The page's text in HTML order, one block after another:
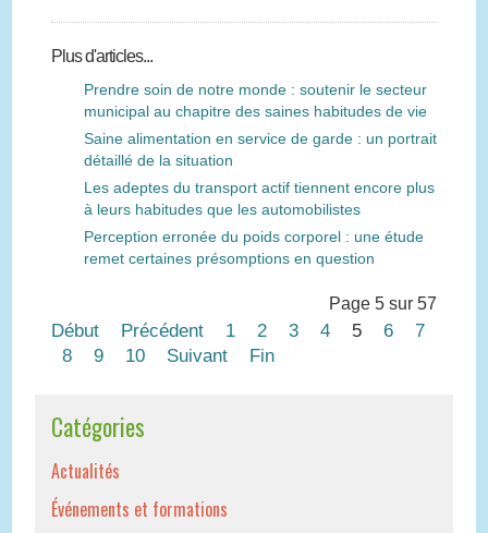
Plus d'articles...
Prendre soin de notre monde : soutenir le secteur
municipal au chapitre des saines habitudes de vie
Saine alimentation en service de garde : un portrait
détaillé de la situation
Les adeptes du transport actif tiennent encore plus
à leurs habitudes que les automobilistes
Perception erronée du poids corporel : une étude
remet certaines présomptions en question
Page 5 sur 57
Début Précédent 1 2 3 4 5 6
7
8
9 10 Suivant Fin
Catégories
Actualités
Événements et formations